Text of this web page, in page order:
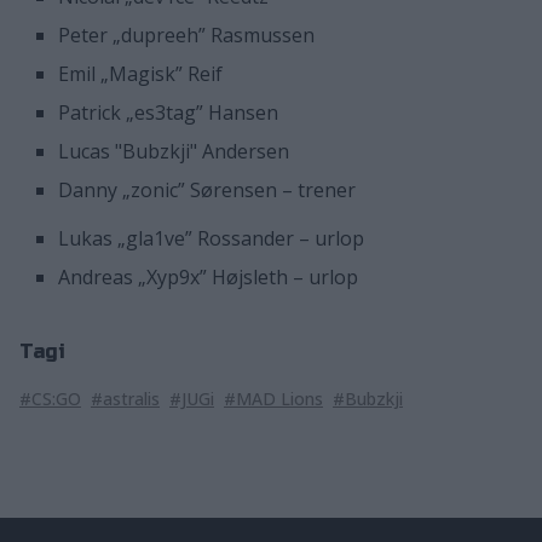
Peter „dupreeh” Rasmussen
Emil „Magisk” Reif
Patrick „es3tag” Hansen
Lucas "Bubzkji" Andersen
Danny „zonic” Sørensen – trener
Lukas „gla1ve” Rossander – urlop
Andreas „Xyp9x” Højsleth – urlop
Tagi
#CS:GO #astralis #JUGi #MAD Lions #Bubzkji